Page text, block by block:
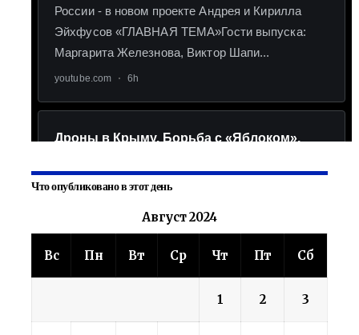
Что опубликовано в этот день
Август 2024
Вс Пн Вт Ср Чт Пт Сб
1 2 3